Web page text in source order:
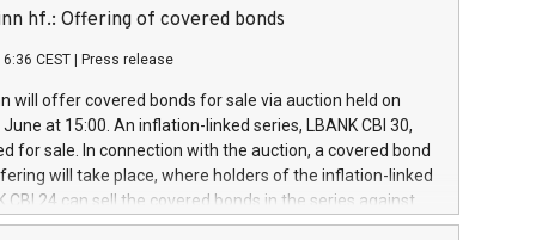
a
of the programme. The programme has been
and Council of 16 April 2014 (“MAR”) (save for
buyback programmes set out in MAR article 5) and
Delegated Regulation (EU) 2016/1052, also referred
Harbour rules. Trading dayNumber of shares bought
transaction priceAmount DKKAccumulated trading for
June
June
hf.: Offering of covered bonds
CEST Press release
will offer covered bonds for sale via auction held on
at 15:00. An inflation-linked series, LBANK CBI 30,
for sale. In connection with the auction, a covered bond
will take place, where holders of the inflation-linked
CBI 24 can sell the covered bonds in the series against
bought in the above-mentioned auction. The clean